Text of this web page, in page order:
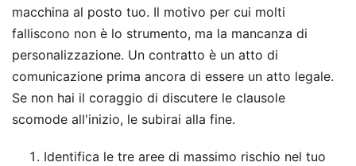
macchina al posto tuo. Il motivo per cui molti
falliscono non è lo strumento, ma la mancanza di
personalizzazione. Un contratto è un atto di
comunicazione prima ancora di essere un atto legale.
Se non hai il coraggio di discutere le clausole
scomode all'inizio, le subirai alla fine.
Identifica le tre aree di massimo rischio nel tuo